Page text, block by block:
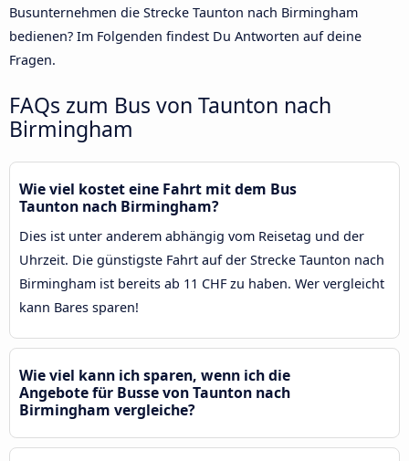
Busunternehmen die Strecke Taunton nach Birmingham
bedienen? Im Folgenden findest Du Antworten auf deine
Fragen.
FAQs zum Bus von Taunton nach
Birmingham
Wie viel kostet eine Fahrt mit dem Bus
Taunton nach Birmingham?
Dies ist unter anderem abhängig vom Reisetag und der
Uhrzeit. Die günstigste Fahrt auf der Strecke Taunton nach
Birmingham ist bereits ab 11 CHF zu haben. Wer vergleicht
kann Bares sparen!
Wie viel kann ich sparen, wenn ich die
Angebote für Busse von Taunton nach
Birmingham vergleiche?